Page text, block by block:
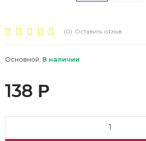
(0) Оставить отзыв
Основной: В наличии
138 Р